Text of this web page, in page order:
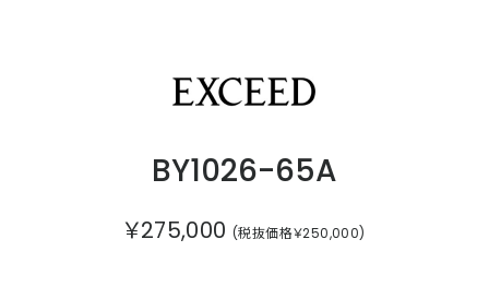
BY1026-65A
￥275,000 (税抜価格￥250,000)